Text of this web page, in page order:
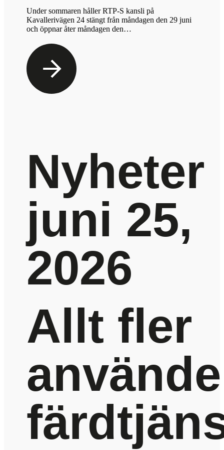
Under sommaren håller RTP-S kansli på
Kavallerivägen 24 stängt från måndagen den 29 juni
och öppnar åter måndagen den…
Nyheter
juni 25,
2026
Allt fler